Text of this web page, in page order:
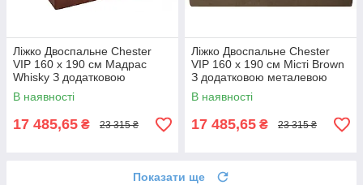
Ліжко Двоспальне Chester
VIP 160 х 190 см Мадрас
Whisky З додатковою
металевою цільнозварною
рамою Коричневий
В наявності
17 485,65 ₴ 23 315 ₴
Ліжко Двоспальне Chester
VIP 160 х 190 см Місті Brown
З додатковою металевою
цільнозварною рамою
Коричневий
В наявності
17 485,65 ₴ 23 315 ₴
Показати ще